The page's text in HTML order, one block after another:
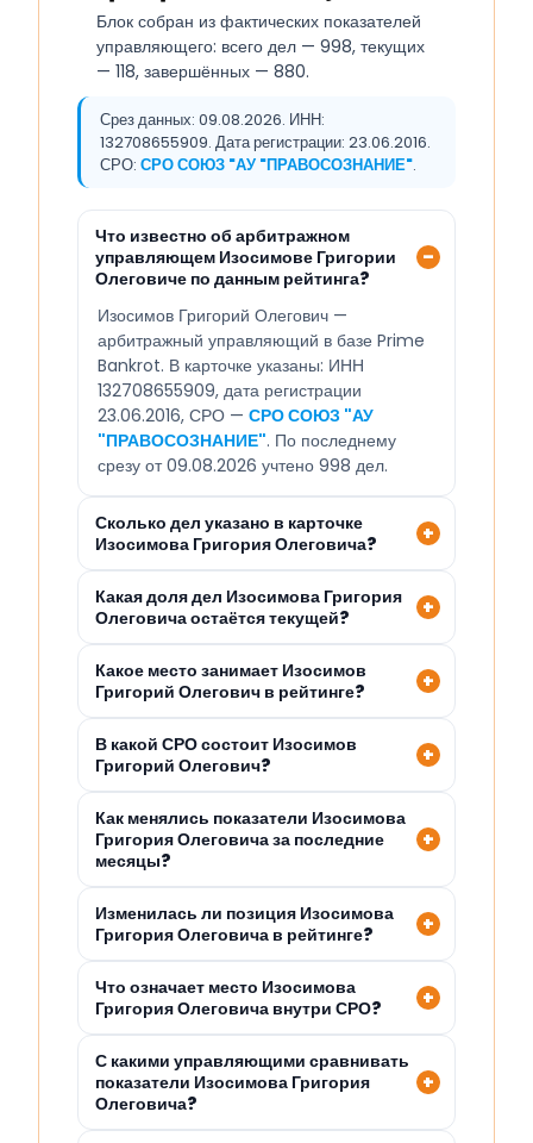
Блок собран из фактических показателей
управляющего: всего дел — 998, текущих
— 118, завершённых — 880.
Срез данных: 09.08.2026. ИНН:
132708655909. Дата регистрации: 23.06.2016.
СРО: СРО СОЮЗ "АУ "ПРАВОСОЗНАНИЕ".
Что известно об арбитражном
управляющем Изосимове Григории
Олеговиче по данным рейтинга?
Изосимов Григорий Олегович —
арбитражный управляющий в базе Prime
Bankrot. В карточке указаны: ИНН
132708655909, дата регистрации
23.06.2016, СРО — СРО СОЮЗ "АУ
"ПРАВОСОЗНАНИЕ". По последнему
срезу от 09.08.2026 учтено 998 дел.
Сколько дел указано в карточке
Изосимова Григория Олеговича?
Какая доля дел Изосимова Григория
Олеговича остаётся текущей?
Какое место занимает Изосимов
Григорий Олегович в рейтинге?
В какой СРО состоит Изосимов
Григорий Олегович?
Как менялись показатели Изосимова
Григория Олеговича за последние
месяцы?
Изменилась ли позиция Изосимова
Григория Олеговича в рейтинге?
Что означает место Изосимова
Григория Олеговича внутри СРО?
С какими управляющими сравнивать
показатели Изосимова Григория
Олеговича?